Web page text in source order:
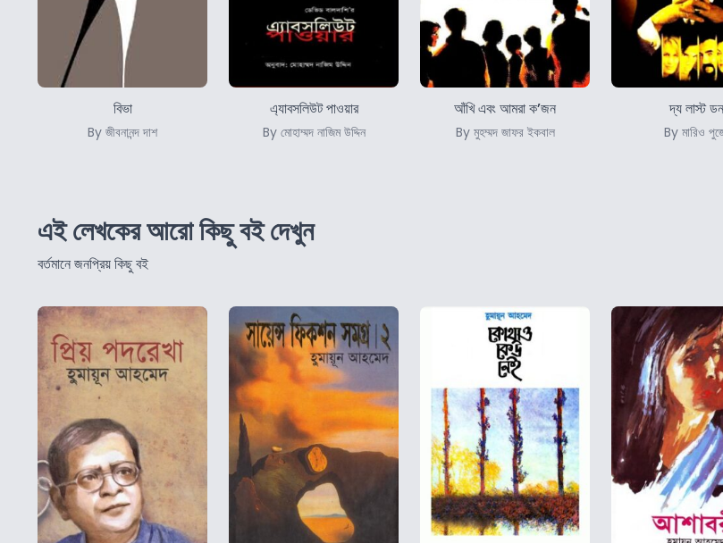
বিভা
By জীবনানন্দ দাশ
এ্যাবসলিউট পাওয়ার
By মোহাম্মদ নাজিম উদ্দিন
আঁখি এবং আমরা ক’জন
By মুহম্মদ জাফর ইকবাল
দ্য লাস্ট ডন
By মারিও
এই লেখকের আরো কিছু বই দেখুন
বর্তমানে জনপ্রিয় কিছু বই